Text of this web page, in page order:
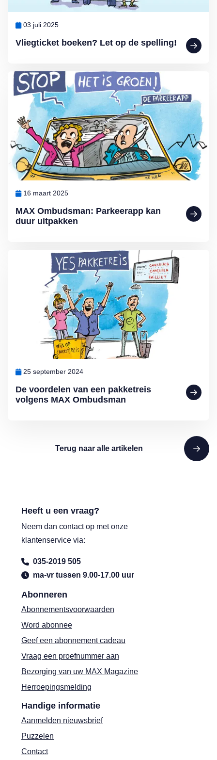
Vliegticket boeken? Let op de spelling!
03 juli 2025
MAX Ombudsman: Parkeerapp kan
duur uitpakken
16 maart 2025
Lees meer over MAX Ombudsman: Parkeerapp kan duur uitpakken
De voordelen van een pakketreis
volgens MAX Ombudsman
25 september 2024
Lees meer over De voordelen van een pakketreis volgens MAX
Terug naar alle artikelen
Abonneren
Abonnementsvoorwaarden
Word abonnee
Geef een abonnement cadeau
Vraag een proefnummer aan
Bezorging van uw MAX Magazine
Herroepingsmelding
Handige informatie
Aanmelden nieuwsbrief
Puzzelen
Contact
Heeft u een vraag?
Neem dan contact op met onze
klantenservice via:
035-2019 505
ma-vr tussen 9.00-17.00 uur